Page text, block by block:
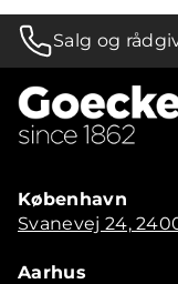
Salg og
København
Svanevej 24,
Aarhus